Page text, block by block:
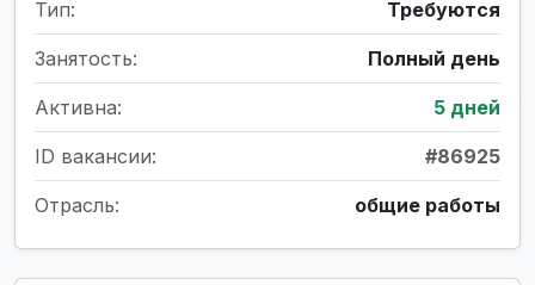
Тип: Требуются
Занятость: Полный день
Активна: 5 дней
ID вакансии: #86925
Отрасль: общие работы